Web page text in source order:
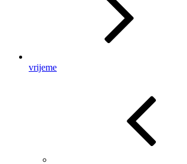
vrijeme